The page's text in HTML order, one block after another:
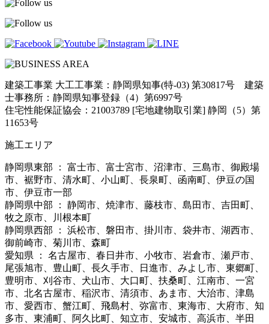
建築工事業 大工工事業：静岡県知事(特-03) 第30817号 建築
士事務所：静岡県知事登録（4）第6997号
住宅性能保証協会：21003789 [宅地建物取引業] 静岡（5）第
11653号
施工エリア
静岡県東部 ： 富士市、富士宮市、沼津市、三島市、御殿場
市、裾野市、清水町、小山町、長泉町、函南町、伊豆の国
市、伊豆市一部
静岡県中部 ： 静岡市、焼津市、藤枝市、島田市、吉田町、
牧之原市、川根本町
静岡県西部 ： 浜松市、磐田市、掛川市、袋井市、湖西市、
御前崎市、菊川市、森町
愛知県 ： 名古屋市、春日井市、小牧市、岩倉市、瀬戸市、
尾張旭市、豊山町、長久手市、日進市、みよし市、東郷町、
豊明市、刈谷市、犬山市、大口町、扶桑町、江南市、一宮
市、北名古屋市、稲沢市、清須市、あま市、大治市、津島
市、愛西市、蟹江町、飛島村、弥富市、東海市、大府市、知
多市、東浦町、阿久比町、知立市、安城市、高浜市、半田